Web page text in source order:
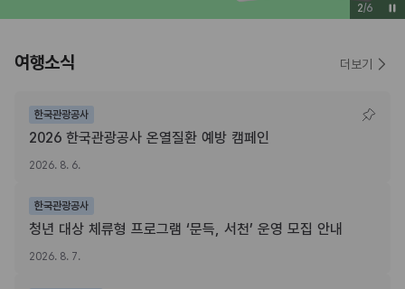
2/6
여행소식
한국관광공사
2026 한국관광공사 온열질환 예방 캠페인
2026. 8. 6.
한국관광공사
청년 대상 체류형 프로그램 ‘문득, 서천’ 운영 모집 안내
2026. 8. 7.
더보기